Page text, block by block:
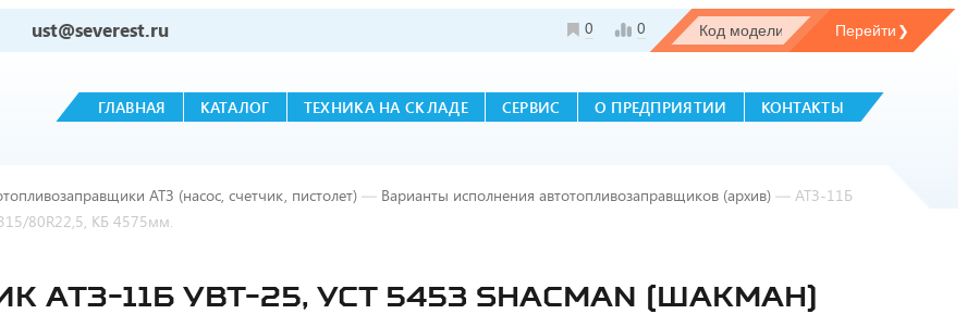
ust@severest.ru 0 0
ГЛАВНАЯ КАТАЛОГ ТЕХНИКА НА СКЛАДЕ СЕРВИС О ПРЕДПРИЯТИИ КОНТАКТЫ
АТЗ (насос, счетчик, пистолет) — Варианты исполнения автотопливозаправщиков (архив) — АТЗ-11Б
80R22,5, КБ 4575мм.
11Б УВТ-25, УСТ 5453 SHACMAN (ШАКМАН)